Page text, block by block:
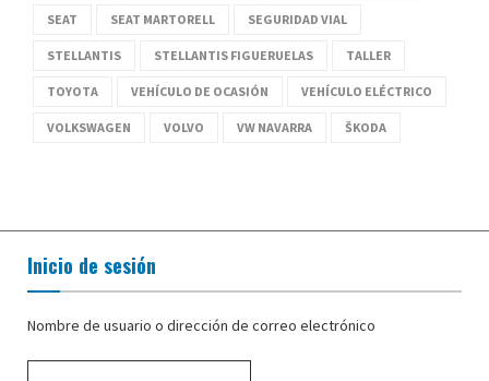
SEAT SEAT MARTORELL SEGURIDAD VIAL
STELLANTIS STELLANTIS FIGUERUELAS TALLER
TOYOTA VEHÍCULO DE OCASIÓN VEHÍCULO ELÉCTRICO
VOLKSWAGEN VOLVO VW NAVARRA ŠKODA
Inicio de sesión
Nombre de usuario o dirección de correo electrónico